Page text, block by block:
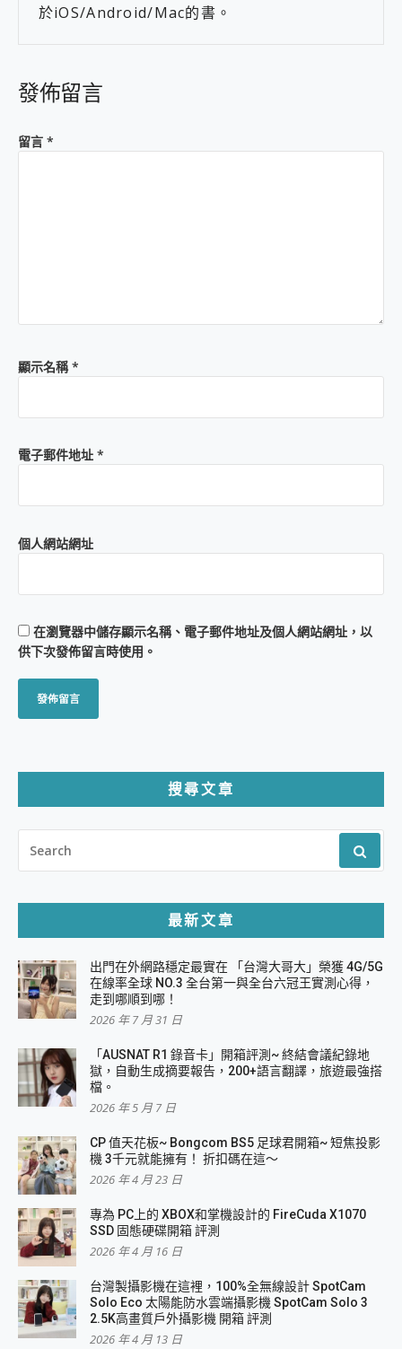
於iOS/Android/Mac的書。
發佈留言
留言 *
顯示名稱*
電子郵件地址 *
個人網站網址
在瀏覽器中儲存顯示名稱、電子郵件地址及個人網站網址，以
供下次發佈留言時使用。
搜尋文章
FOR:
最新文章
出門在外網路穩定最實在 「台灣大哥大」榮獲 4G/5G
在線率全球 NO.3 全台第一與全台六冠王實測心得，
走到哪順到哪！
2026 年 7 月 31 日
「AUSNAT R1 錄音卡」開箱評測~ 終結會議紀錄地
獄，自動生成摘要報告，200+語言翻譯，旅遊最強搭
檔。
2026 年 5 月 7 日
CP 值天花板~ Bongcom BS5 足球君開箱~ 短焦投影
機 3千元就能擁有！ 折扣碼在這～
2026 年 4 月 23 日
專為 PC上的 XBOX和掌機設計的 FireCuda X1070
SSD 固態硬碟開箱 評測
2026 年 4 月 16 日
台灣製攝影機在這裡，100%全無線設計 SpotCam
Solo Eco 太陽能防水雲端攝影機 SpotCam Solo 3
2.5K高畫質戶外攝影機 開箱 評測
2026 年 4 月 13 日